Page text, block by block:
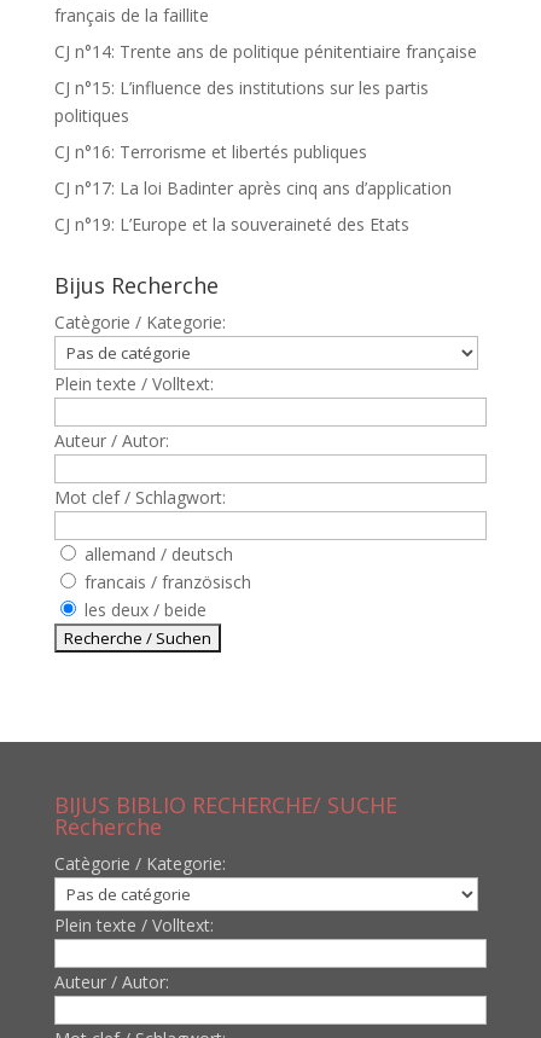
français de la faillite
CJ n°14: Trente ans de politique pénitentiaire française
CJ n°15: L’influence des institutions sur les partis
politiques
CJ n°16: Terrorisme et libertés publiques
CJ n°17: La loi Badinter après cinq ans d’application
CJ n°19: L’Europe et la souveraineté des Etats
Bijus Recherche
Catègorie / Kategorie:
Plein texte / Volltext:
Auteur / Autor:
Mot clef / Schlagwort:
allemand / deutsch
francais / französisch
les deux / beide
BIJUS BIBLIO RECHERCHE/ SUCHE
Recherche
Catègorie / Kategorie:
Plein texte / Volltext:
Auteur / Autor: